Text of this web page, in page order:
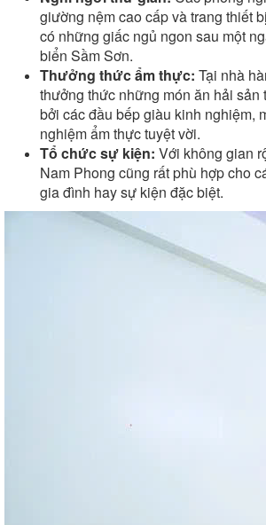
giường nệm cao cấp và trang thiết
có những giấc ngủ ngon sau một
biển Sầm Sơn.
Thưởng thức ẩm thực: Tại nhà
thưởng thức những món ăn hải sản
bởi các đầu bếp giàu kinh nghiệm,
nghiệm ẩm thực tuyệt vời.
Tổ chức sự kiện: Với không gian
Nam Phong cũng rất phù hợp cho
gia đình hay sự kiện đặc biệt.